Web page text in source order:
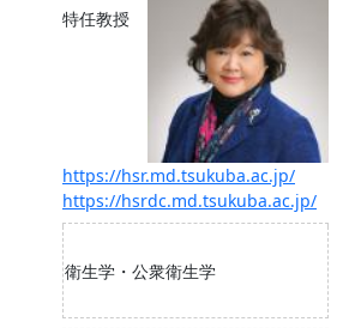
特任教授
https://hsr.md.tsukuba.ac.jp/
https://hsrdc.md.tsukuba.ac.jp/
衛生学・公衆衛生学